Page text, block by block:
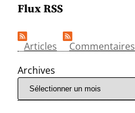
Flux RSS
Articles
Commentaires
Archives